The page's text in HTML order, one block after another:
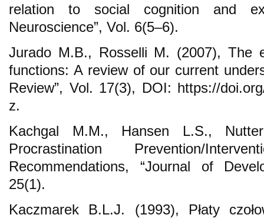
relation to social cognition and
Neuroscience”, Vol. 6(5–6).
Jurado M.B., Rosselli M. (2007), The
functions: A review of our current
Review”, Vol. 17(3), DOI: https://
z.
Kachgal M.M., Hansen L.S.,
Procrastination Prevention/
Recommendations, “Journal of
25(1).
Kaczmarek B.L.J. (1993), Płaty